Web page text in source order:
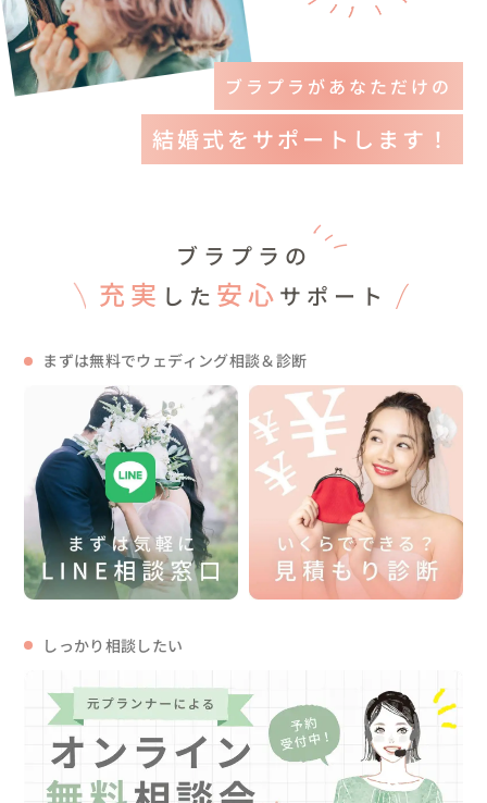
ブラプラがあなただけの
結婚式をサポートします！
ブラプラの
充実 した 安心 サポート
まずは無料でウェディング相談＆診断
しっかり相談したい